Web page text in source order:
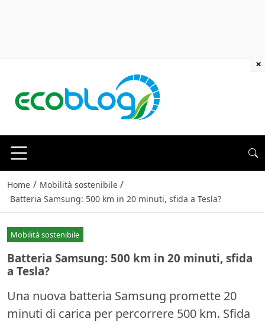
Home / Mobilità sostenibile /
Batteria Samsung: 500 km in 20 minuti, sfida a Tesla?
Mobilità sostenibile
Batteria Samsung: 500 km in 20 minuti, sfida
a Tesla?
Una nuova batteria Samsung promette 20
minuti di carica per percorrere 500 km. Sfida
×